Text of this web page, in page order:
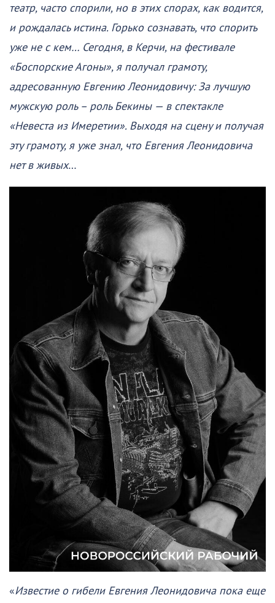
театр, часто спорили, но в этих спорах, как водится,
и рождалась истина. Горько сознавать, что спорить
уже не с кем… Сегодня, в Керчи, на фестивале
«Боспорские Агоны», я получал грамоту,
адресованную Евгению Леонидовичу: За лучшую
мужскую роль – роль Бекины — в спектакле
«Невеста из Имеретии». Выходя на сцену и получая
эту грамоту, я уже знал, что Евгения Леонидовича
нет в живых…
«Известие о гибели Евгения Леонидовича пока еще